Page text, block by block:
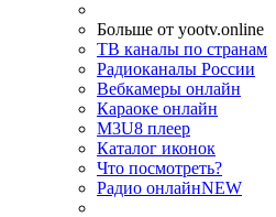
Больше от yootv.online
ТВ каналы по странам
Радиоканалы России
Вебкамеры онлайн
Караоке онлайн
M3U8 плеер
Каталог иконок
Что посмотреть?
Радио онлайнNEW